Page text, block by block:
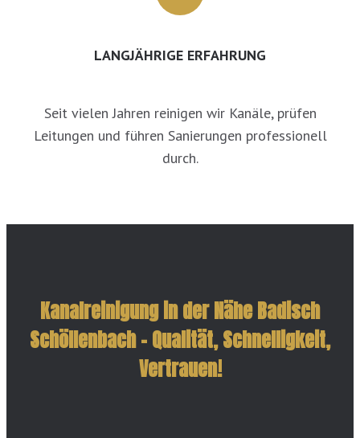
LANGJÄHRIGE ERFAHRUNG
Seit vielen Jahren reinigen wir Kanäle, prüfen
Leitungen und führen Sanierungen professionell
durch.
Kanalreinigung in der Nähe Badisch
Schöllenbach – Qualität, Schnelligkeit,
Vertrauen!